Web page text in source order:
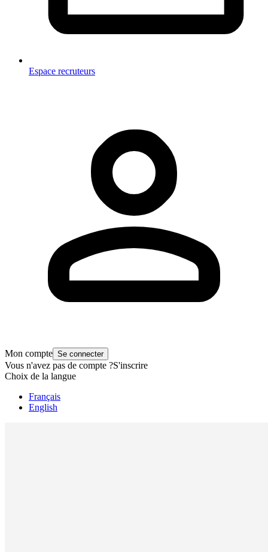
Espace recruteurs
Mon compte Se connecter
Vous n'avez pas de compte ?S'inscrire
Choix de la langue
Français
English